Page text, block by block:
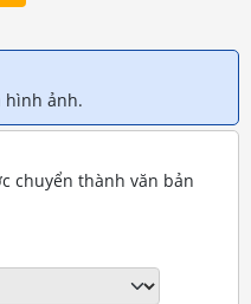
hình ảnh.
chuyển thành văn bản